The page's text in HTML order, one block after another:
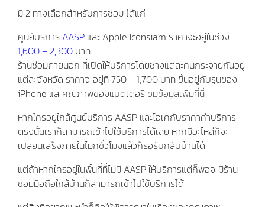
มี 2 ทางเลือกสำหรับการซ่อม ได้แก่
ศูนย์บริการ AASP และ Apple Iconsiam ราคาจะอยู่ในช่วง
1,600 – 2,300 บาท
ร้านซ่อมภายนอก ที่เปิดให้บริการโดยช่างแต่ละคนกระจายกันอยู่
แต่ละจังหวัด ราคาจะอยู่ที่ 750 – 1,700 บาท ขึ้นอยู่กับรุ่นของ
iPhone และคุณภาพของแบตเตอรี่ ชมข้อมูลเพิ่มที่นี่
หากใครอยู่ใกล้ศูนย์บริการ AASP และโอเคกับราคาค่าบริการ
ตรงนั้นเราก็สามารถเข้าไปใช้บริการได้เลย หากมีอะไหล่ก็จะ
เปลี่ยนเสร็จภายในไม่กี่ชั่วโมงแล้วก็รอรับกลับบ้านได้
แต่ถ้าหากใครอยู่ในพื้นที่ที่ไม่มี AASP ให้บริการแต่ก็พอจะมีร้าน
ซ่อมมือถือใกล้บ้านก็สามารถเข้าไปใช้บริการได้